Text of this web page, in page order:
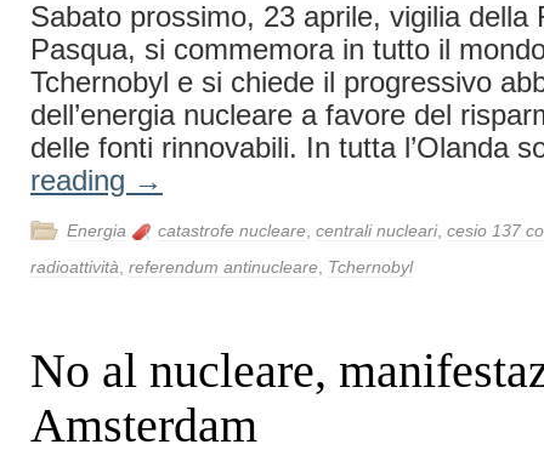
Sabato prossimo, 23 aprile, vigilia della
Pasqua, si commemora in tutto il
Tchernobyl e si chiede il progressivo
dell’energia nucleare a favore del
delle fonti rinnovabili. In tutta l’Olanda
reading →
Energia catastrofe nucleare centrali nucleari, cesio 137
radioattività referendum antinucleare Tchernobyl
No al nucleare,
Amsterdam